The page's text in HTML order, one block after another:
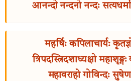
आनन्दो नन्दनो नन्दः
महर्षिः कपिलाचार्यः
त्रिपदस्त्रिदशाध्यक्षो
महावराहो गोविन्दः